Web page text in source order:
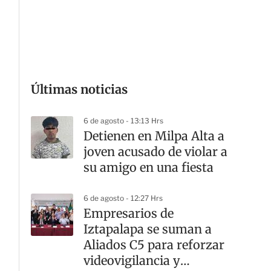
Últimas noticias
6 de agosto - 13:13 Hrs
Detienen en Milpa Alta a
joven acusado de violar a
su amigo en una fiesta
6 de agosto - 12:27 Hrs
Empresarios de
Iztapalapa se suman a
Aliados C5 para reforzar
videovigilancia y